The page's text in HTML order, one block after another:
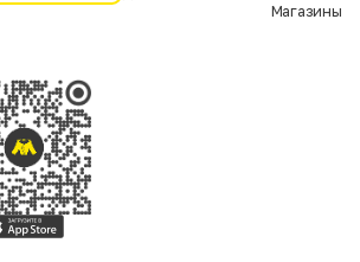
Магазины